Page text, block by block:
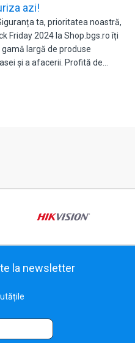
azi!
ta, prioritatea noastră,
Friday 2024 la Shop.bgs.ro îți
largă de produse
și a afacerii. Profită de…
la newsletter